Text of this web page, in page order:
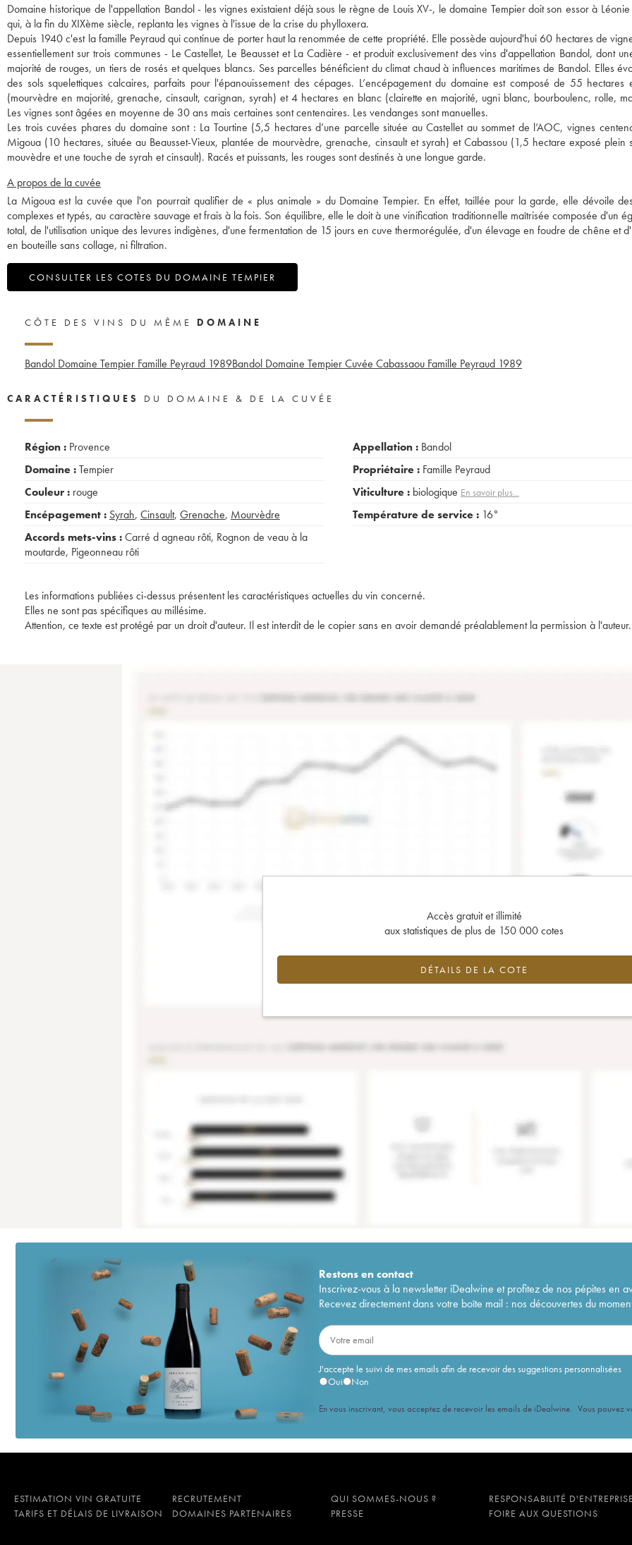
Domaine historique de l'appellation Bandol - les vignes existaient déjà sous le règne de Louis XV-, le domaine Tempier doit son essor à Léonie
qui, à la fin du XIXème siècle, replanta les vignes à l'issue de la crise du phylloxera.
Depuis 1940 c'est la famille Peyraud qui continue de porter haut la renommée de cette propriété. Elle possède aujourd'hui 60 hectares de
essentiellement sur trois communes - Le Castellet, Le Beausset et La Cadière - et produit exclusivement des vins d'appellation Bandol, dont
majorité de rouges, un tiers de rosés et quelques blancs. Ses parcelles bénéficient du climat chaud à influences maritimes de Bandol. Elles
des sols squelettiques calcaires, parfaits pour l'épanouissement des cépages. L’encépagement du domaine est composé de 55 hectares
(mourvèdre en majorité, grenache, cinsault, carignan, syrah) et 4 hectares en blanc (clairette en majorité, ugni blanc, bourboulenc, rolle,
Les vignes sont âgées en moyenne de 30 ans mais certaines sont centenaires. Les vendanges sont manuelles.
Les trois cuvées phares du domaine sont : La Tourtine (5,5 hectares d’une parcelle située au Castellet au sommet de l’AOC, vignes
Migoua (10 hectares, située au Beausset-Vieux, plantée de mourvèdre, grenache, cinsault et syrah) et Cabassou (1,5 hectare exposé plein
mouvèdre et une touche de syrah et cinsault). Racés et puissants, les rouges sont destinés à une longue garde.
A propos de la cuvée
La Migoua est la cuvée que l'on pourrait qualifier de « plus animale » du Domaine Tempier. En effet, taillée pour la garde, elle dévoile
complexes et typés, au caractère sauvage et frais à la fois. Son équilibre, elle le doit à une vinification traditionnelle maîtrisée composée d'un
total, de l'utilisation unique des levures indigènes, d'une fermentation de 15 jours en cuve thermorégulée, d'un élevage en foudre de chêne et
en bouteille sans collage, ni filtration.
CONSULTER LES COTES DU DOMAINE TEMPIER
CÔTE DES VINS DU MÊME DOMAINE
Bandol Domaine Tempier Famille Peyraud 1989Bandol Domaine Tempier Cuvée Cabassaou Famille Peyraud 1989
CARACTÉRISTIQUES DU DOMAINE & DE LA CUVÉE
Région : Provence
Domaine :Tempier
Couleur : rouge
Encépagement : Syrah, Cinsault, Grenache, Mourvèdre
Accords mets-vins :Carré d agneau rôti, Rognon de veau à la
moutarde, Pigeonneau rôti
Appellation : Bandol
Propriétaire : Famille Peyraud
Viticulture : biologique En savoir plus...
Température de service : 16°
Les informations publiées ci-dessus présentent les caractéristiques actuelles du vin concerné.
Elles ne sont pas spécifiques au millésime.
Attention, ce texte est protégé par un droit d'auteur. Il est interdit de le copier sans en avoir demandé préalablement la permission à l'auteur.
Accès gratuit et illimité
aux statistiques de plus de 150 000 cotes
DÉTAILS DE LA COTE
Restons encontact
Inscrivez-vous à la newsletter iDealwine et profitez de nos pépites en
Recevez directement dans votre boîte mail : nos découvertes du
J'accepte le suivi de mes emails afin de recevoir des suggestions personnalisées
Oui
Non
En vous inscrivant, vous acceptez de recevoir les emails de iDealwine. Vous pouvez
ESTIMATION VIN GRATUITE RECRUTEMENT QUI SOMMES-NOUS ?
RESPONSABILITÉ
TARIFS ET DÉLAIS DE LIVRAISON
DOMAINES PARTENAIRES PRESSE FOIRE AUX QUESTIONS